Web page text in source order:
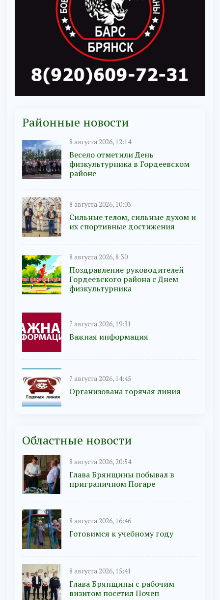
Районные новости
8 августа 2026, 12:14
Весело отметили День
физкультурника в Гордеевском
районе
8 августа 2026, 10:03
Сильные телом, сильные духом и
их спортивные достижения
8 августа 2026, 8:30
Поздравление руководителей
Гордеевского района с Днем
физкультурника
7 августа 2026, 19:31
Важная информация
7 августа 2026, 14:45
Организована горячая линия
Областные новости
8 августа 2026, 20:54
Глава Брянщины побывал в
приграничном Погаре
8 августа 2026, 16:46
Готовимся к учебному году
8 августа 2026, 15:41
Глава Брянщины с рабочим
визитом посетил Почеп